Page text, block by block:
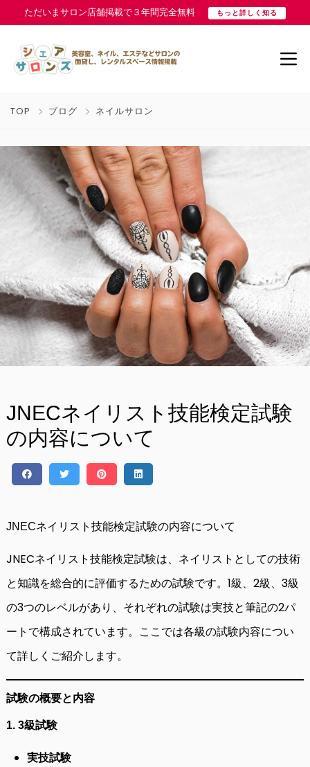
ただいまサロン店舗掲載で３年間完全無料 もっと詳しく知る
TOP ブログ ネイルサロン
JNECネイリスト技能検定試験
の内容について
JNECネイリスト技能検定試験の内容について
JNECネイリスト技能検定試験は、ネイリストとしての技術
と知識を総合的に評価するための試験です。1級、2級、3級
の3つのレベルがあり、それぞれの試験は実技と筆記の2パ
ートで構成されています。ここでは各級の試験内容につい
て詳しくご紹介します。
試験の概要と内容
1. 3級試験
実技試験